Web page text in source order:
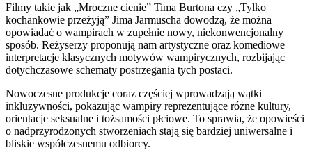
Filmy takie jak „Mroczne cienie” Tima Burtona czy „Tylko
kochankowie przeżyją” Jima Jarmuscha dowodzą, że można
opowiadać o wampirach w zupełnie nowy, niekonwencjonalny
sposób. Reżyserzy proponują nam artystyczne oraz komediowe
interpretacje klasycznych motywów wampirycznych, rozbijając
dotychczasowe schematy postrzegania tych postaci.
Nowoczesne produkcje coraz częściej wprowadzają wątki
inkluzywności, pokazując wampiry reprezentujące różne kultury,
orientacje seksualne i tożsamości płciowe. To sprawia, że opowieści
o nadprzyrodzonych stworzeniach stają się bardziej uniwersalne i
bliskie współczesnemu odbiorcy.